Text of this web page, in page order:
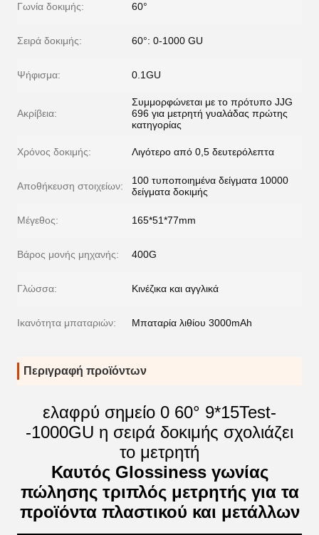
Γωνία δοκιμής: 60°
Σειρά δοκιμής: 60°: 0-1000 GU
Ψήφισμα: 0.1GU
Ακρίβεια:
Συμμορφώνεται με το πρότυπο JJG
696 για μετρητή γυαλάδας πρώτης
κατηγορίας
Χρόνος δοκιμής: Λιγότερο από 0,5 δευτερόλεπτα
Αποθήκευση στοιχείων:
100 τυποποιημένα δείγματα 10000
δείγματα δοκιμής
Μέγεθος: 165*51*77mm
Βάρος μονής μηχανής: 400G
Γλώσσα: Κινέζικα και αγγλικά
Ικανότητα μπαταριών: Μπαταρία λιθίου 3000mAh
Περιγραφή προϊόντων
ελαφρύ σημείο 0 60° 9*15Test-
-1000GU η σειρά δοκιμής σχολιάζει
το μετρητή
Καυτός Glossiness γωνίας
πώλησης τριπλός μετρητής για τα
προϊόντα πλαστικού και μετάλλων